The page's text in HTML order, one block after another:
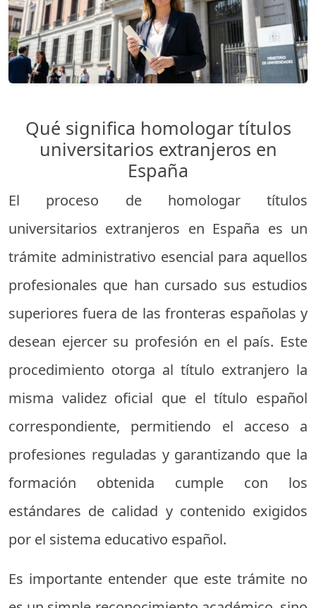
Qué significa homologar títulos
universitarios extranjeros en
España
El proceso de homologar títulos
universitarios extranjeros en España es un
trámite administrativo esencial para aquellos
profesionales que han cursado sus estudios
superiores fuera de las fronteras españolas y
desean ejercer su profesión en el país. Este
procedimiento otorga al título extranjero la
misma validez oficial que el título español
correspondiente, permitiendo el acceso a
profesiones reguladas y garantizando que la
formación obtenida cumple con los
estándares de calidad y contenido exigidos
por el sistema educativo español.
Es importante entender que este trámite no